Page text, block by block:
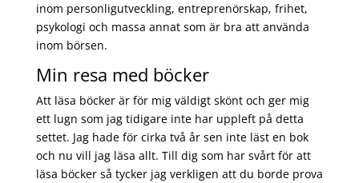
inom personligutveckling, entreprenörskap, frihet,
psykologi och massa annat som är bra att använda
inom börsen.
Min resa med böcker
Att läsa böcker är för mig väldigt skönt och ger mig
ett lugn som jag tidigare inte har uppleft på detta
settet. Jag hade för cirka två år sen inte läst en bok
och nu vill jag läsa allt. Till dig som har svårt för att
läsa böcker så tycker jag verkligen att du borde prova